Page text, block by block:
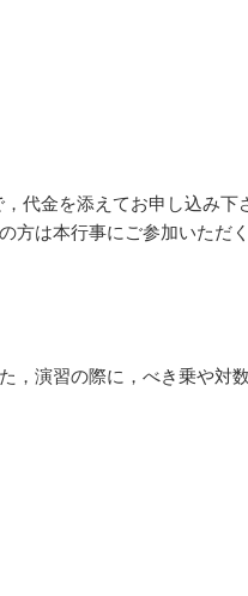
代金を添えてお申し込み下
方は本行事にご参加いただく
，演習の際に，べき乗や対